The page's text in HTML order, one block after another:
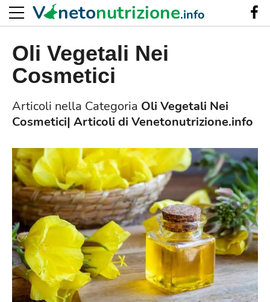
Oli Vegetali Nei
Cosmetici
Articoli nella Categoria Oli Vegetali Nei
Cosmetici| Articoli di Venetonutrizione.info
V netonutrizione.info